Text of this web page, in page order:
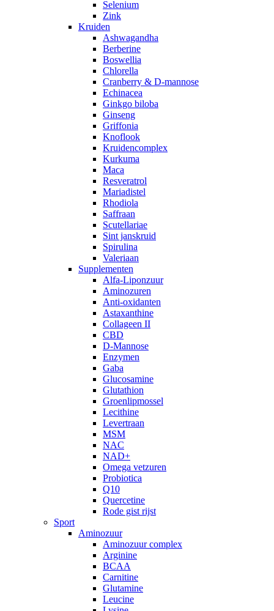
Selenium
Zink
Kruiden
Ashwagandha
Berberine
Boswellia
Chlorella
Cranberry & D-mannose
Echinacea
Ginkgo biloba
Ginseng
Griffonia
Knoflook
Kruidencomplex
Kurkuma
Maca
Resveratrol
Mariadistel
Rhodiola
Saffraan
Scutellariae
Sint janskruid
Spirulina
Valeriaan
Supplementen
Alfa-Liponzuur
Aminozuren
Anti-oxidanten
Astaxanthine
Collageen II
CBD
D-Mannose
Enzymen
Gaba
Glucosamine
Glutathion
Groenlipmossel
Lecithine
Levertraan
MSM
NAC
NAD+
Omega vetzuren
Probiotica
Q10
Quercetine
Rode gist rijst
Sport
Aminozuur
Aminozuur complex
Arginine
BCAA
Carnitine
Glutamine
Leucine